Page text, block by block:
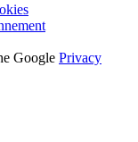
Google Privacy